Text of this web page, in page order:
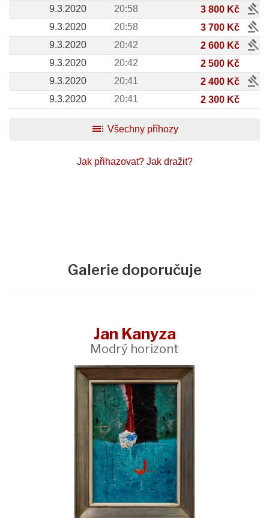
9.3.2020
20:58 3 800 Kč gavel
9.3.2020 20:58 3 700 Kč gavel
9.3.2020 20:42 2 600 Kč gavel
9.3.2020 20:42
2 500 Kč
9.3.2020
20:41 2 400 Kč gavel
9.3.2020 20:41 2 300 Kč
toc Všechny příhozy
Jak přihazovat? Jak dražit?
Galerie doporučuje
Jan Kanyza
Modrý horizont